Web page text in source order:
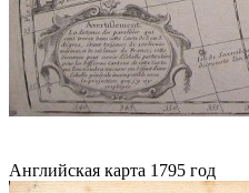
Английская карта 1795 год